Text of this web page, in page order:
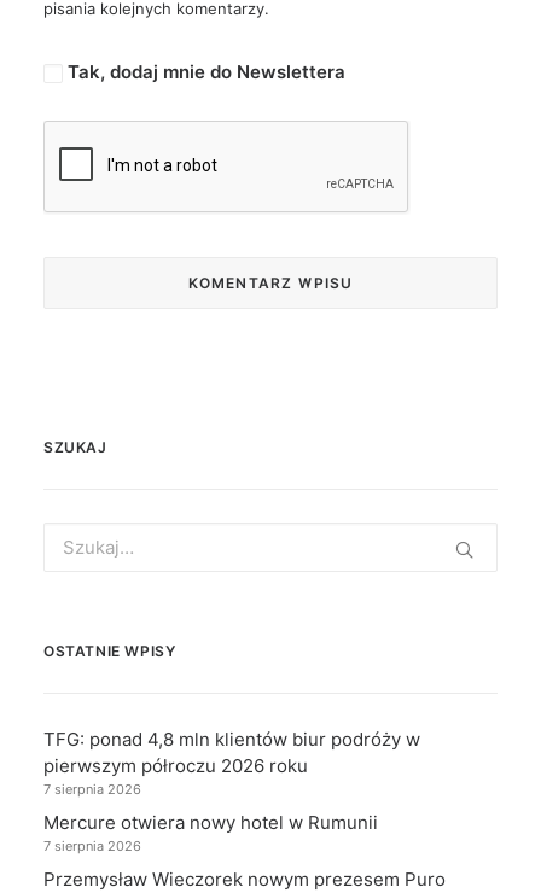
pisania kolejnych komentarzy.
Tak, dodaj mnie do Newslettera
SZUKAJ
for:
OSTATNIE WPISY
TFG: ponad 4,8 mln klientów biur podróży w
pierwszym półroczu 2026 roku
7 sierpnia 2026
Mercure otwiera nowy hotel w Rumunii
7 sierpnia 2026
Przemysław Wieczorek nowym prezesem Puro